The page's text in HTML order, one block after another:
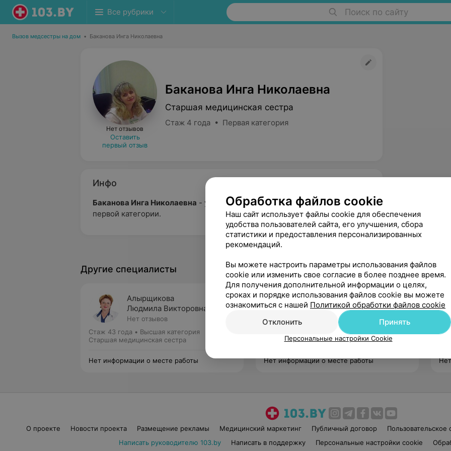
Все рубрики Поиск по сайту
Вызов медсестры на дом • Баканова Инга Николаевна
Нет отзывов
Оставить
первый отзыв
Баканова Инга Николаевна
Старшая медицинская сестра
Стаж 4 года • Первая категория
Инфо
Баканова Инга Николаевна - участковая старшая медицинская сестра
первой категории.
Другие специалисты
Алырщикова
Людмила Викторовна
Нет отзывов
Стаж 43 года • Высшая категория
Старшая медицинская сестра
Нет информации о месте работы
Соловьева
Елена Леонидовна
Нет отзывов
Первая категория
Старшая медицинская сестра
Нет информации о месте работы
О проекте Новости проекта Размещение рекламы Медицинский маркетинг Публичный договор Пользовательское
Написать руководителю 103.by
Написать в поддержку Персональные настройки cookie
Обработка файлов cookie
Наш сайт использует файлы cookie для обеспечения
удобства пользователей сайта, его улучшения, сбора
статистики и предоставления персонализированных
рекомендаций.
Вы можете настроить параметры использования файлов
cookie или изменить свое согласие в более позднее время.
Для получения дополнительной информации о целях,
сроках и порядке использования файлов cookie вы можете
ознакомиться с нашей Политикой обработки файлов cookie
Отклонить
Принять
Персональные настройки Cookie